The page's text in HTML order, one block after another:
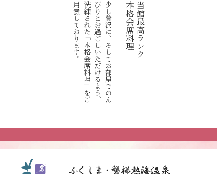
当館最高ランク
本格会席料理
少
し
贅
沢
に
、
そ
し
て
お
部
屋
で
の
ん
び
り
と
お
過
ご
し
い
た
だ
け
る
よ
う
、
洗
練
さ
れ
た
「
本
格
会
席
料
理
」
を
ご
用
意
し
て
お
り
ま
す
。